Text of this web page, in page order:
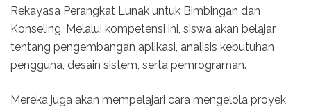
Rekayasa Perangkat Lunak untuk Bimbingan dan
Konseling. Melalui kompetensi ini, siswa akan belajar
tentang pengembangan aplikasi, analisis kebutuhan
pengguna, desain sistem, serta pemrograman.
Mereka juga akan mempelajari cara mengelola proyek